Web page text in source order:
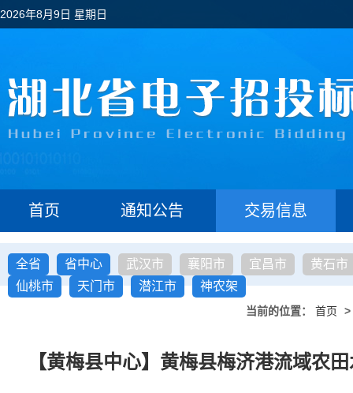
2026年8月9日 星期日
首页 通知公告 交易信息
全省 省中心 武汉市 襄阳市 宜昌市
黄石市
仙桃市
天门市 潜江市 神农架
当前的位置： 首页 >
【黄梅县中心】黄梅县梅济港流域农